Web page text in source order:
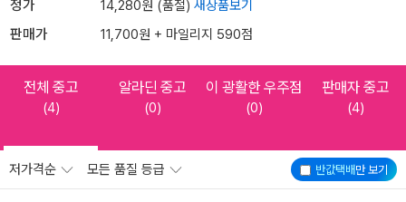
정가 14,280원 (품절) 새상품보기
판매가 11,700원 + 마일리지 590점
전체 중고
(4)
알라딘 중고
(0)
이 광활한 우주점
(0)
판매자 중고
(4)
반값택배만 보기
저가격순 모든 품질 등급